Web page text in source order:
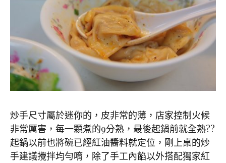
炒手尺寸屬於迷你的，皮非常的薄，店家控制火候
非常厲害，每一顆煮的9分熟，最後起鍋前就全熟??
起鍋以前也將碗已經紅油醬料就定位，剛上桌的炒
手建議攪拌均勻唷，除了手工內餡以外搭配獨家紅